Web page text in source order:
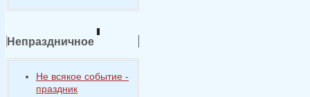
Непраздничное
Не всякое событие -
праздник